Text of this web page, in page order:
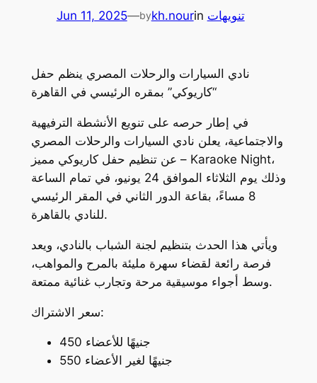
Jun 11, 2025—bykh.nourin تنويهات
نادي السيارات والرحلات المصري ينظم حفل
“كاريوكي” بمقره الرئيسي في القاهرة
في إطار حرصه على تنويع الأنشطة الترفيهية
والاجتماعية، يعلن نادي السيارات والرحلات المصري
عن تنظيم حفل كاريوكي مميز – Karaoke Night،
وذلك يوم الثلاثاء الموافق 24 يونيو، في تمام الساعة
8 مساءً، بقاعة الدور الثاني في المقر الرئيسي
للنادي بالقاهرة.
ويأتي هذا الحدث بتنظيم لجنة الشباب بالنادي، ويعد
فرصة رائعة لقضاء سهرة مليئة بالمرح والمواهب،
وسط أجواء موسيقية مرحة وتجارب غنائية ممتعة.
سعر الاشتراك:
450 جنيهًا للأعضاء
550 جنيهًا لغير الأعضاء